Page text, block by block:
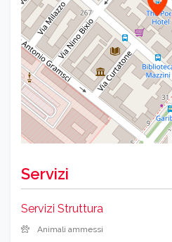
Servizi
Servizi Struttura
Animali ammessi